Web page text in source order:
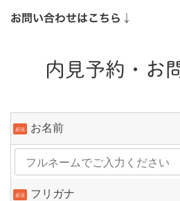
お問い合わせはこちら↓
内見予約・お
必須 お名前
必須 フリガナ